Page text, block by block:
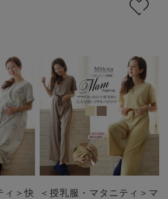
ィ＞快
＜授乳服・マタニティ＞マ